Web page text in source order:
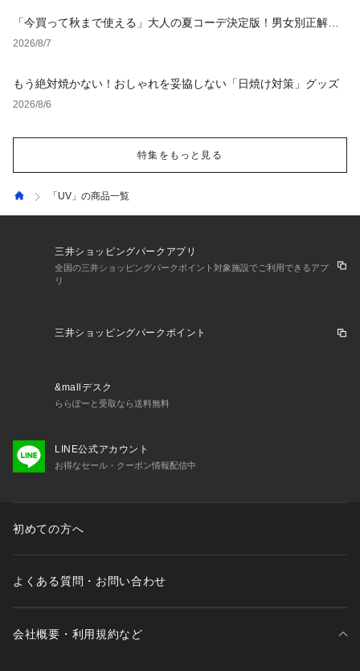
「今買って秋まで使える」大人の夏コーデ決定版！男女別正解ス
タイルとNGな着こなし
2026/8/7
もう絶対焼かない！おしゃれを妥協しない「日焼け対策」グッズ
2026/8/6
特集をもっと見る
「UV」の商品一覧
三井ショッピングパークアプリ
全国の三井ショッピングパークポイント対象施設でご利用できるアプ
リ
三井ショッピングパークポイント
&mallデスク
ららぽーと受取なら送料無料
LINE公式アカウント
お得なセール・クーポン情報配信中
初めての方へ
よくある質問・お問い合わせ
会社概要・利用規約など